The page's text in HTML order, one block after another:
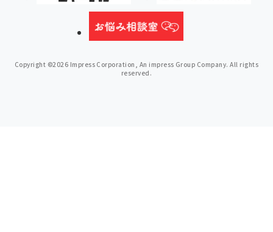
Copyright ©2026 Impress Corporation, An impress Group Company. All rights
reserved.